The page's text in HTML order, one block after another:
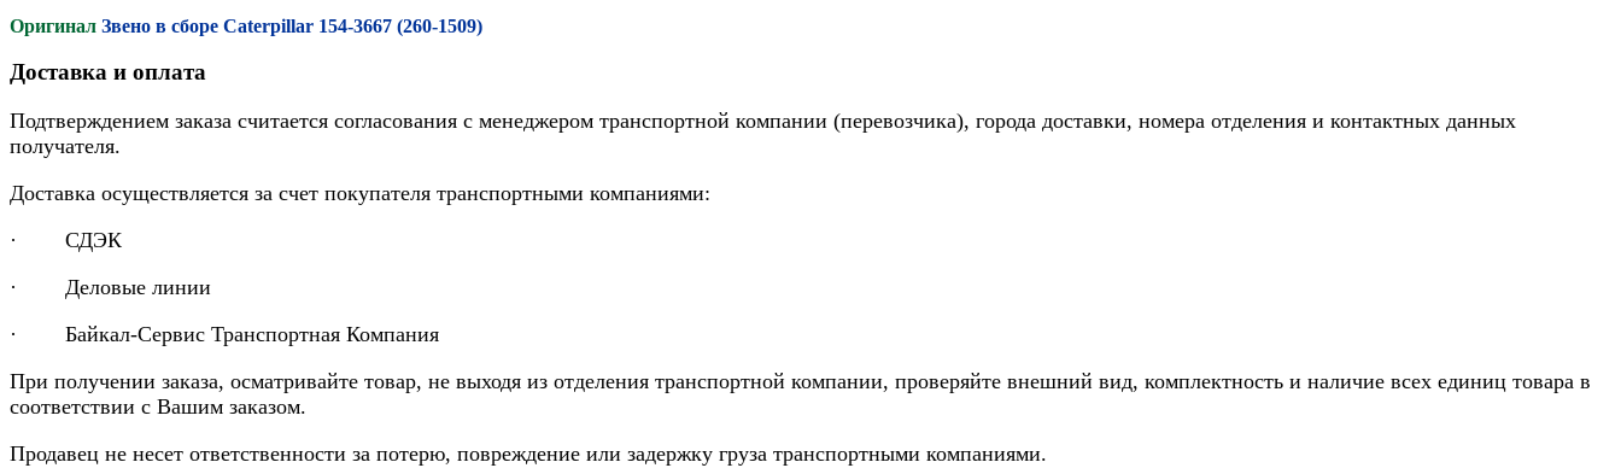
Оригинал Звено в сборе Caterpillar 154-3667 (260-1509)
Доставка и оплата
Подтверждением заказа считается согласования с менеджером транспортной компании (перевозчика), города доставки, номера отделения и контактных данных
получателя.
Доставка осуществляется за счет покупателя транспортными компаниями:
· СДЭК
· Деловые линии
· Байкал-Сервис Транспортная Компания
При получении заказа, осматривайте товар, не выходя из отделения транспортной компании, проверяйте внешний вид, комплектность и наличие всех единиц товара в
соответствии с Вашим заказом.
Продавец не несет ответственности за потерю, повреждение или задержку груза транспортными компаниями.